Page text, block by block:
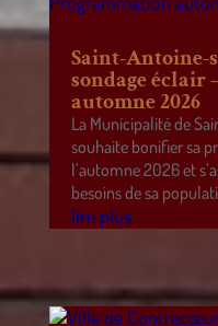
Saint-Antoine-
sondage éclair
automne 2026
La Municipalité de
souhaite bonifier sa
l’automne 2026 et
besoins de sa
lire plus